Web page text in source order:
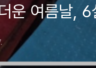
운 여름날, 6